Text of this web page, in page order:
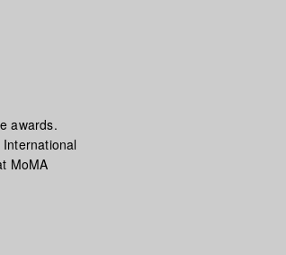
awards.
MoMA